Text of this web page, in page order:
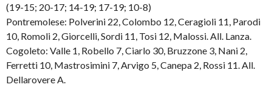
(19-15; 20-17; 14-19; 17-19; 10-8)
Pontremolese: Polverini 22, Colombo 12, Ceragioli 11, Parodi
10, Romoli 2, Giorcelli, Sordi 11, Tosi 12, Malossi. All. Lanza.
Cogoleto: Valle 1, Robello 7, Ciarlo 30, Bruzzone 3, Nani 2,
Ferretti 10, Mastrosimini 7, Arvigo 5, Canepa 2, Rossi 11. All.
Dellarovere A.